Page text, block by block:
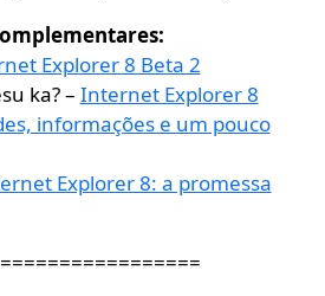
Explorer 8 Beta 2
ka? – Internet Explorer 8
informações e um pouco
Explorer 8: a promessa